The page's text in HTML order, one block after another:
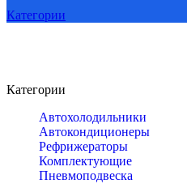
Категории
Категории
Автохолодильники
Автокондиционеры
Рефрижераторы
Комплектующие
Пневмоподвеска